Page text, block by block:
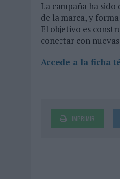
La campaña ha
de la marca, y
El objetivo es
conectar con
Accede a la ficha
IMPRIMIR